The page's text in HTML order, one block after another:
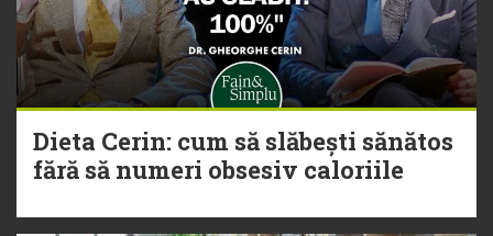
Dieta Cerin: cum să slăbești sănătos
fără să numeri obsesiv caloriile